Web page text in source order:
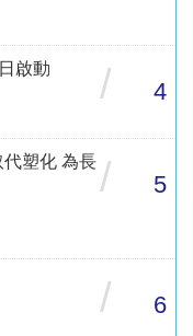
啟動
/ 4
塑化 為長 / 5
/ 6